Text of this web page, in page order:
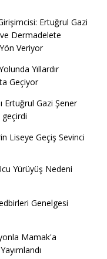
Ertuğrul Gazi
Dermadelete
Veriyor
Yıllardır
Geçiyor
Ertuğrul Gazi Şener
geçirdi
Liseye Geçiş Sevinci
Yürüyüş Nedeni
Genelgesi
Mamak'a